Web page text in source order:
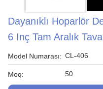
Dayanıklı Hoparlör
6 Inç Tam Aralık
Model Numarası: CL-406
Moq: 50